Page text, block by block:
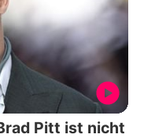
Pitt ist nicht